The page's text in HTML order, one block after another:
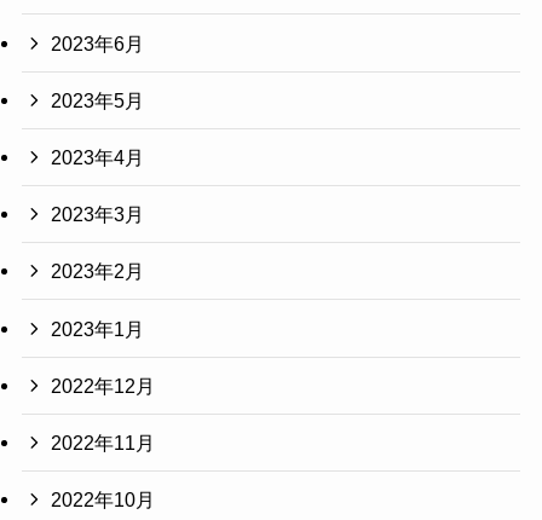
2023年6月
2023年5月
2023年4月
2023年3月
2023年2月
2023年1月
2022年12月
2022年11月
2022年10月